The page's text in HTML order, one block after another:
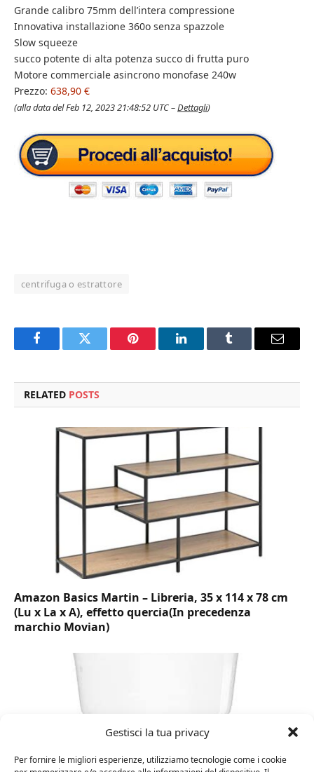
Gestisci la tua privacy
Per fornire le migliori esperienze, utilizziamo tecnologie come i cookie
Grande calibro 75mm dell’intera compressione
Innovativa installazione 360o senza spazzole
Slow squeeze
succo potente di alta potenza succo di frutta puro
Motore commerciale asincrono monofase 240w
Prezzo: 638,90 €
(alla data del Feb 12, 2023 21:48:52 UTC –Dettagli)
centrifuga o estrattore
FacebookTwitter Pinterest LinkedInTumblr Email
RELATED POSTS
Amazon Basics Martin – Libreria, 35 x 114 x 78 cm
(Lu x La x A), effetto quercia(In precedenza
marchio Movian)